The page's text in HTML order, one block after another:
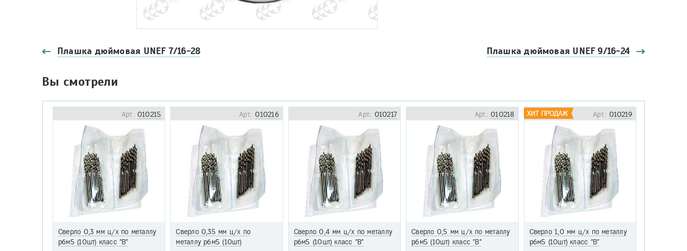
Плашка дюймовая UNEF 7/16-28 Плашка дюймовая UNEF 9/16-24
Вы смотрели
Арт.:010215
Сверло 0,3 мм ц/х по металлу
р6м5 (10шт) класс "В"
Арт.:010216
Сверло 0,35 мм ц/х по
металлу р6м5 (10шт)
Арт.: 010217
Сверло 0,4 мм ц/х по металлу
р6м5 (10шт) класс "В"
Арт.:010218
Сверло 0,5 мм ц/х по металлу
р6м5 (10шт) класс "В"
Арт.: 010219
Сверло 1,0 мм ц/х по металлу
р6м5 (10шт) класс "В"